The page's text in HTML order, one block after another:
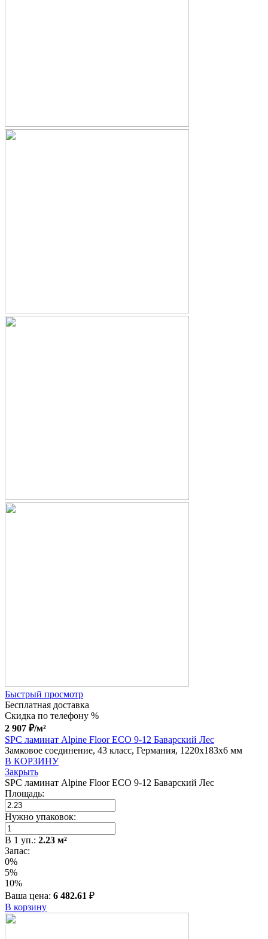
Быстрый просмотр
Бесплатная доставка
Скидка по телефону %
2 907 ₽/м²
SPC ламинат Alpine Floor ECO 9-12 Баварский Лес
Замковое соединение, 43 класс, Германия, 1220x183x6 мм
В КОРЗИНУ
Закрыть
SPC ламинат Alpine Floor ECO 9-12 Баварский Лес
Площадь:
Нужно упаковок:
В 1 уп.: 2.23 м²
Запас:
0%
5%
10%
Ваша цена: 6 482.61 ₽
В корзину